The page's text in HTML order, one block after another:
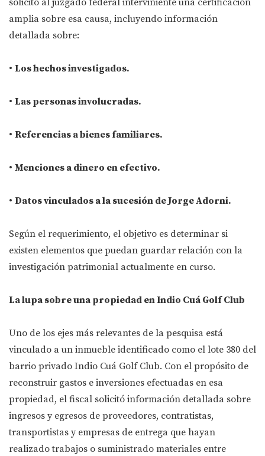
solicitó al juzgado federal interviniente una certificación
amplia sobre esa causa, incluyendo información
detallada sobre:
• Los hechos investigados.
• Las personas involucradas.
• Referencias a bienes familiares.
• Menciones a dinero en efectivo.
• Datos vinculados a la sucesión de Jorge Adorni.
Según el requerimiento, el objetivo es determinar si
existen elementos que puedan guardar relación con la
investigación patrimonial actualmente en curso.
La lupa sobre una propiedad en Indio Cuá Golf Club
Uno de los ejes más relevantes de la pesquisa está
vinculado a un inmueble identificado como el lote 380 del
barrio privado Indio Cuá Golf Club. Con el propósito de
reconstruir gastos e inversiones efectuadas en esa
propiedad, el fiscal solicitó información detallada sobre
ingresos y egresos de proveedores, contratistas,
transportistas y empresas de entrega que hayan
realizado trabajos o suministrado materiales entre